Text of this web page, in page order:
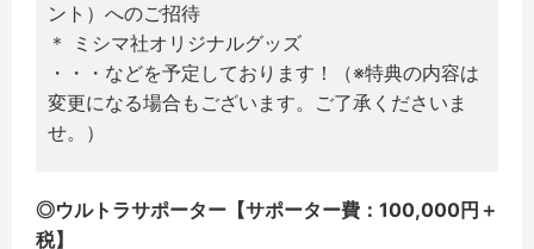
ント）へのご招待
＊ ミシマ社オリジナルグッズ
・・・などを予定しております！（※特典の内容は
変更になる場合もございます。ご了承くださいま
せ。）
◎ウルトラサポーター【サポーター費：100,000円＋
税】